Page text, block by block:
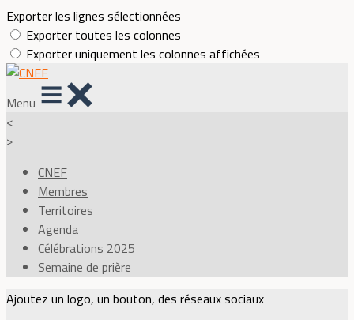
Exporter les lignes sélectionnées
Exporter toutes les colonnes
Exporter uniquement les colonnes affichées
Menu
<
>
CNEF
Membres
Territoires
Agenda
Célébrations 2025
Semaine de prière
Ajoutez un logo, un bouton, des réseaux sociaux